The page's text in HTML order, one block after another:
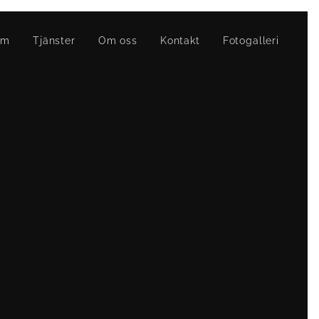
Tjänster Om oss Kontakt Fotogalleri